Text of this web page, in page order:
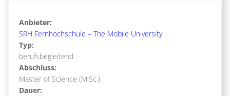
Anbieter:
SRH Fernhochschule – The Mobile University
Typ:
berufsbegleitend
Abschluss:
Master of Science (M.Sc.)
Dauer: